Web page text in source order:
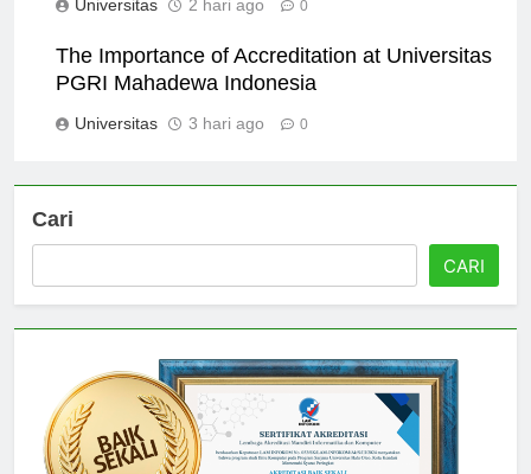
Universitas 2 hari ago 0
The Importance of Accreditation at Universitas
PGRI Mahadewa Indonesia
Universitas 3 hari ago 0
Cari
CARI